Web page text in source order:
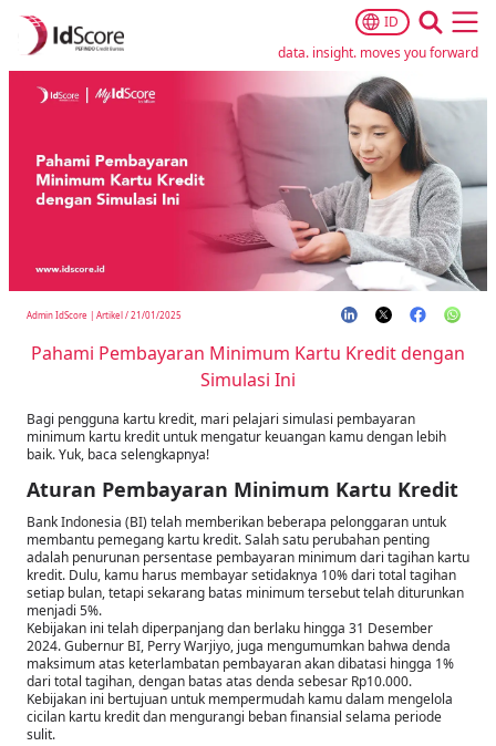
ID
data. insight. moves you forward
Admin IdScore | Artikel/21/01/2025
Pahami Pembayaran Minimum Kartu Kredit dengan
Simulasi Ini
Bagi pengguna kartu kredit, mari pelajari simulasi pembayaran
minimum kartu kredit untuk mengatur keuangan kamu dengan lebih
baik. Yuk, baca selengkapnya!
Aturan Pembayaran Minimum Kartu Kredit
Bank Indonesia (BI) telah memberikan beberapa pelonggaran untuk
membantu pemegang kartu kredit. Salah satu perubahan penting
adalah penurunan persentase pembayaran minimum dari tagihan kartu
kredit. Dulu, kamu harus membayar setidaknya 10% dari total tagihan
setiap bulan, tetapi sekarang batas minimum tersebut telah diturunkan
menjadi 5%.
Kebijakan ini telah diperpanjang dan berlaku hingga 31 Desember
2024. Gubernur BI, Perry Warjiyo, juga mengumumkan bahwa denda
maksimum atas keterlambatan pembayaran akan dibatasi hingga 1%
dari total tagihan, dengan batas atas denda sebesar Rp10.000.
Kebijakan ini bertujuan untuk mempermudah kamu dalam mengelola
cicilan kartu kredit dan mengurangi beban finansial selama periode
sulit.